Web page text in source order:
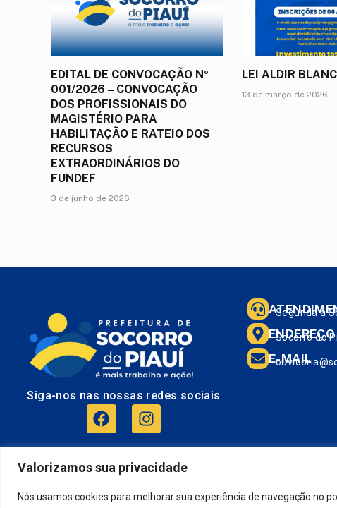
Valorizamos sua privacidade
Nós usamos cookies para melhorar sua experiência de navegação no
EDITAL DE CONVOCAÇÃO Nº
001/2026 – CONVOCAÇÃO
DOS PROFISSIONAIS DO
MAGISTÉRIO PARA
HABILITAÇÃO E RATEIO DOS
RECURSOS
EXTRAORDINÁRIOS DO
FUNDEF
3 de junho de 2026
LEI ALDIR
13 de março de 2026
Siga-nos nas nossas redes sociais
Segunda à
ENDEREÇO
Socorro do
E-MAIL